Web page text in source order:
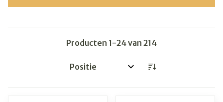
Producten 1-24van 214
Sorteer op: